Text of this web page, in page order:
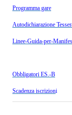
Programma gare
Autodichiarazione
Linee-Guida-per-
Obbligatori ES.-B
Scadenza iscrizioni